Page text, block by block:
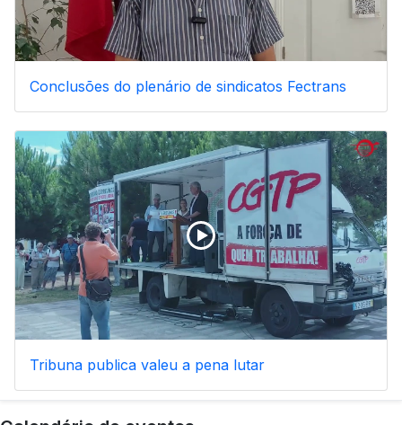
Conclusões do plenário de sindicatos Fectrans
Tribuna publica valeu a pena lutar